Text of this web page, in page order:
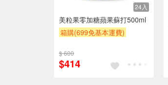
24入
美粒果零加糖蘋果蘇打500ml
箱購(699免基本運費)
滿額9折
$ 600
$414